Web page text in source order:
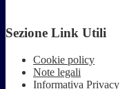
Sezione Link Utili
Cookie policy
Note legali
Informativa Privacy